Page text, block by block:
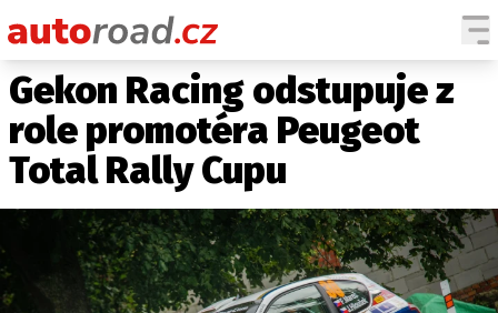
AUTA
TESTY AUT
NOVINKY
SPY
HISTORIE
ZAJÍMAVOSTI
Gekon Racing odstupuje z
role promotéra Peugeot
Total Rally Cupu